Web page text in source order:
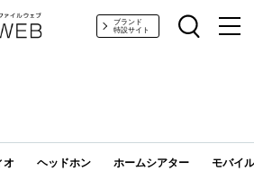
ディオ/ガジェットブランド
特設サイト
オ ヘッドホン ホームシアター モバイ